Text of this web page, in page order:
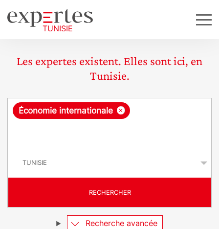
Les expertes existent. Elles sont ici, en
Tunisie.
R
ê
e
×
Économie internationale
RECHERCHER
Recherche avancée